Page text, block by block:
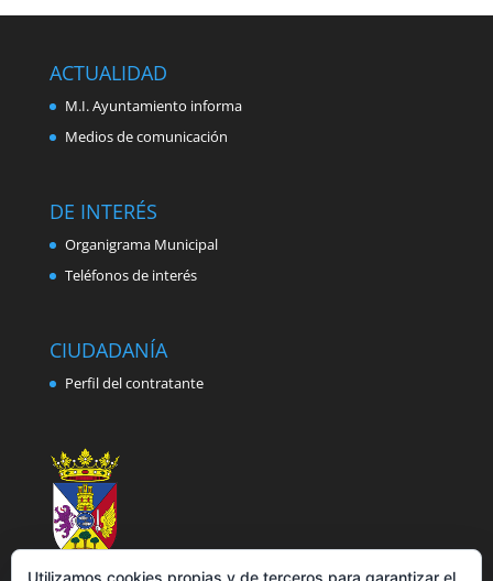
ACTUALIDAD
M.I. Ayuntamiento informa
Medios de comunicación
DE INTERÉS
Organigrama Municipal
Teléfonos de interés
CIUDADANÍA
Perfil del contratante
Utilizamos cookies propias y de terceros para garantizar el